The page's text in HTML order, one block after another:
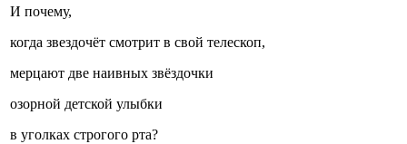
И почему,
когда звездочёт смотрит в свой телескоп,
мерцают две наивных звёздочки
озорной детской улыбки
в уголках строгого рта?